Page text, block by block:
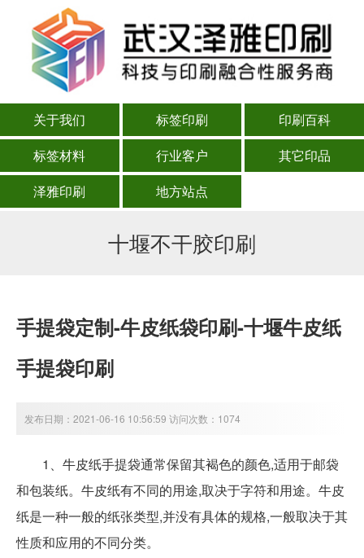
关于我们 标签印刷
印刷百科
标签材料
行业客户
其它印品
泽雅印刷
地方站点
十堰不干胶印刷
手提袋定制-牛皮纸袋印刷-十堰牛皮纸
手提袋印刷
发布日期：2021-06-16 10:56:59 访问次数：1074
1、牛皮纸手提袋通常保留其褐色的颜色,适用于邮袋
和包装纸。牛皮纸有不同的用途,取决于字符和用途。牛皮
纸是一种一般的纸张类型,并没有具体的规格,一般取决于其
性质和应用的不同分类。